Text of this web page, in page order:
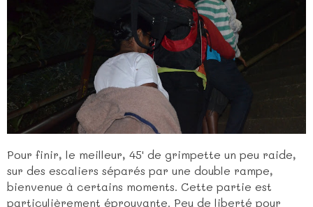
Pour finir, le meilleur, 45' de grimpette un peu raide,
sur des escaliers séparés par une double rampe,
bienvenue à certains moments. Cette partie est
particulièrement éprouvante. Peu de liberté pour